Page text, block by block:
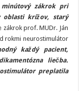
zákrok pri
oblasti krížov, starý
zákrok prof. MUDr. Ján
rokmi neurostimulátor
každý pacient,
liečba.
preplatila